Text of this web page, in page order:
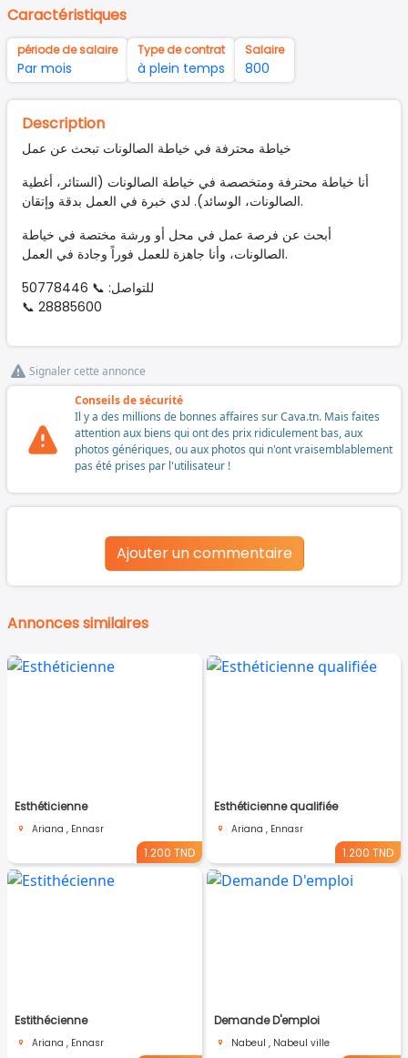
Caractéristiques
période de salaire
Par mois
Type de contrat
à plein temps
Salaire
800
Description
خياطة محترفة في خياطة الصالونات تبحث عن عمل
أنا خياطة محترفة ومتخصصة في خياطة الصالونات (الستائر، أغطية
الصالونات، الوسائد). لدي خبرة في العمل بدقة وإتقان.
أبحث عن فرصة عمل في محل أو ورشة مختصة في خياطة
الصالونات، وأنا جاهزة للعمل فوراً وجادة في العمل.
للتواصل: 📞 50778446
📞 28885600
Signaler cette annonce
Conseils de sécurité
Il y a des millions de bonnes affaires sur Cava.tn. Mais faites
attention aux biens qui ont des prix ridiculement bas, aux
photos génériques, ou aux photos qui n'ont vraisemblablement
pas été prises par l'utilisateur !
Ajouter un commentaire
Annonces similaires
Esthéticienne
Ariana , Ennasr
1.200 TND
Esthéticienne qualifiée
Ariana , Ennasr
1.200 TND
Estithécienne
Ariana , Ennasr
Demande D'emploi
Nabeul , Nabeul ville